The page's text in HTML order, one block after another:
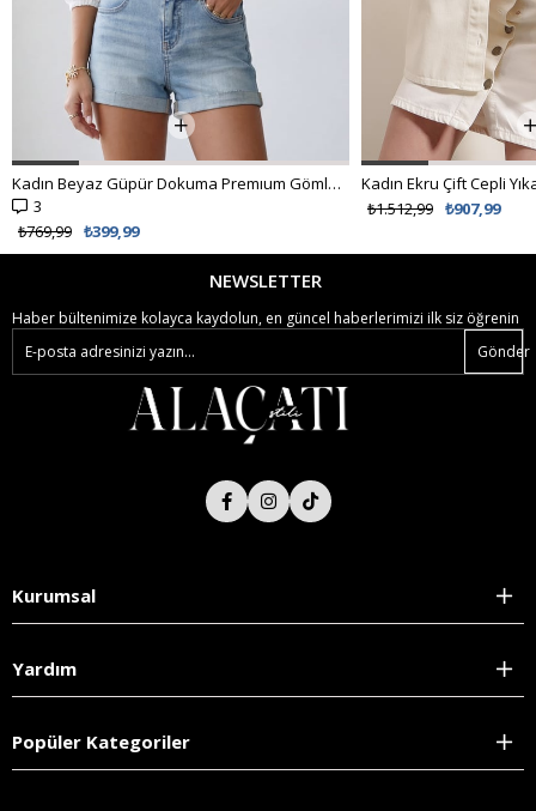
Kadın Beyaz Güpür Dokuma Premıum Gömlek ALC-X4366
3
₺399,99
₺769,99
₺907,99
₺1.512,99
NEWSLETTER
Haber bültenimize kolayca kaydolun, en güncel haberlerimizi ilk siz öğrenin
Gönder
Kurumsal
Yardım
Popüler Kategoriler